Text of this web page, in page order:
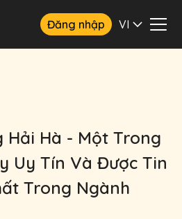
Đăng nhập VI
Hải Hà - Một Trong
Uy Tín Và Được Tin
Trong Ngành